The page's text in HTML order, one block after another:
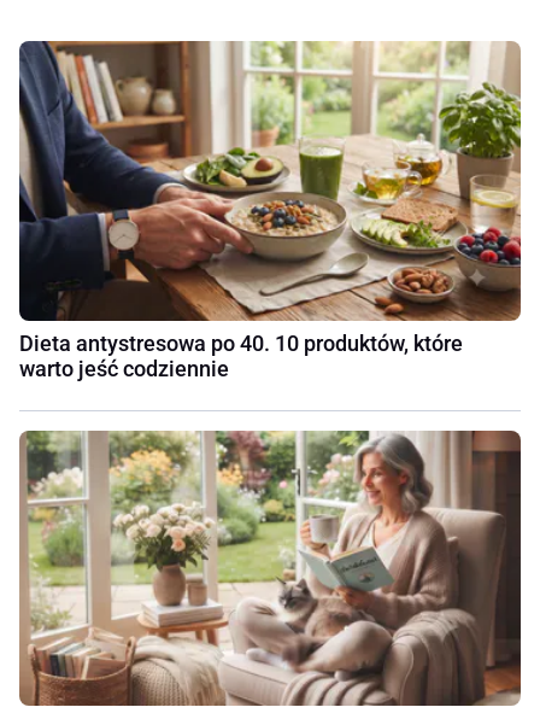
Dieta antystresowa po 40. 10 produktów, które
warto jeść codziennie